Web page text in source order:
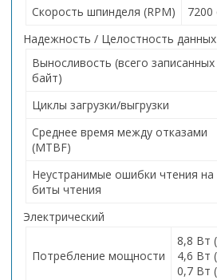
Скорость шпинделя (RPM)
Надежность / Целостность данных
Выносливость (всего записанных
байт)
Циклы загрузки/выгрузки
Среднее время между отказами
(MTBF)
Неустранимые ошибки чтения на
биты чтения
Электрический
Потребление мощности
8,8 Вт
4,6 Вт
0,7 Вт